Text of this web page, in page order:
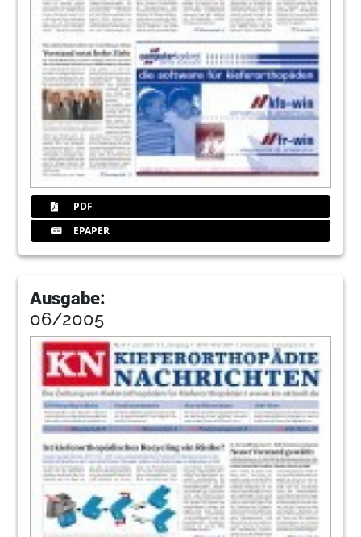
PDF
EPAPER
Ausgabe:
06/2005